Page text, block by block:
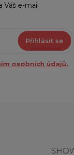
Váš e-mail
Přihlásit se
osobních údajů.